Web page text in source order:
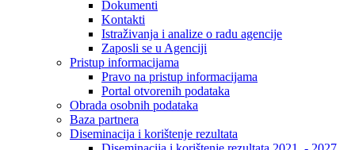
Dokumenti
Kontakti
Istraživanja i analize o radu agencije
Zaposli se u Agenciji
Pristup informacijama
Pravo na pristup informacijama
Portal otvorenih podataka
Obrada osobnih podataka
Baza partnera
Diseminacija i korištenje rezultata